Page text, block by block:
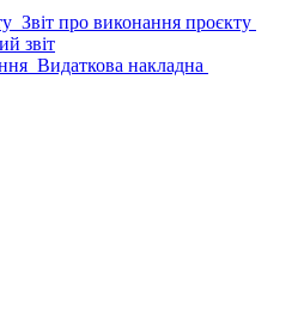
Звіт про виконання проєкту
звіт
Видаткова накладна